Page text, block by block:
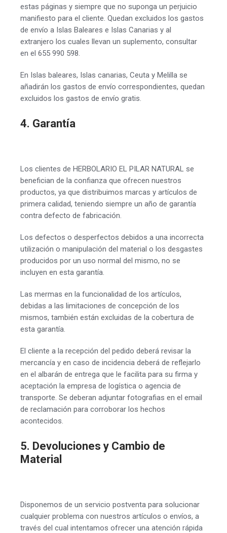
estas páginas y siempre que no suponga un perjuicio
manifiesto para el cliente. Quedan excluidos los gastos
de envío a Islas Baleares e Islas Canarias y al
extranjero los cuales llevan un suplemento, consultar
en el 655 990 598.
En Islas baleares, Islas canarias, Ceuta y Melilla se
añadirán los gastos de envío correspondientes, quedan
excluidos los gastos de envío gratis.
4. Garantía
Los clientes de HERBOLARIO EL PILAR NATURAL se
benefician de la confianza que ofrecen nuestros
productos, ya que distribuimos marcas y artículos de
primera calidad, teniendo siempre un año de garantía
contra defecto de fabricación.
Los defectos o desperfectos debidos a una incorrecta
utilización o manipulación del material o los desgastes
producidos por un uso normal del mismo, no se
incluyen en esta garantía.
Las mermas en la funcionalidad de los artículos,
debidas a las limitaciones de concepción de los
mismos, también están excluidas de la cobertura de
esta garantía.
El cliente a la recepción del pedido deberá revisar la
mercancía y en caso de incidencia deberá de reflejarlo
en el albarán de entrega que le facilita para su firma y
aceptación la empresa de logística o agencia de
transporte. Se deberan adjuntar fotografias en el email
de reclamación para corroborar los hechos
acontecidos.
5. Devoluciones y Cambio de
Material
Disponemos de un servicio postventa para solucionar
cualquier problema con nuestros artículos o envíos, a
través del cual intentamos ofrecer una atención rápida